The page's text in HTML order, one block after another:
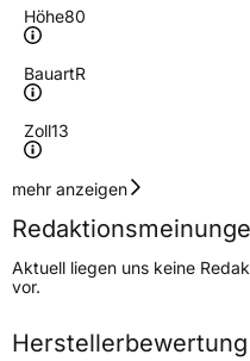
Höhe80
BauartR
Zoll13
Geschwindigkeitsindex
Höchstgeschwindigkeit
190
Lastindex75
Höchstlast387 kg
mehr anzeigen
Aktuell liegen uns keine
vor.
Herstellerbewertung